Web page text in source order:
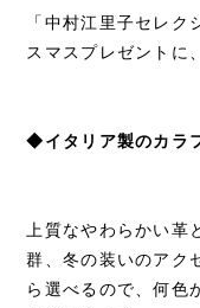
「中村江里子セレ
スマスプレゼントに
◆イタリア製のカラ
上質なやわらかい革
群、冬の装いのアク
ら選べるので、何色